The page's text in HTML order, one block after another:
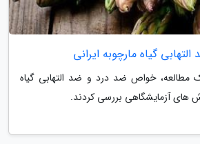
گیاه مارچوبه ایرانی
مطالعه، خواص ضد درد و ضد التهابی گیاه
های آزمایشگاهی بررسی کردند.